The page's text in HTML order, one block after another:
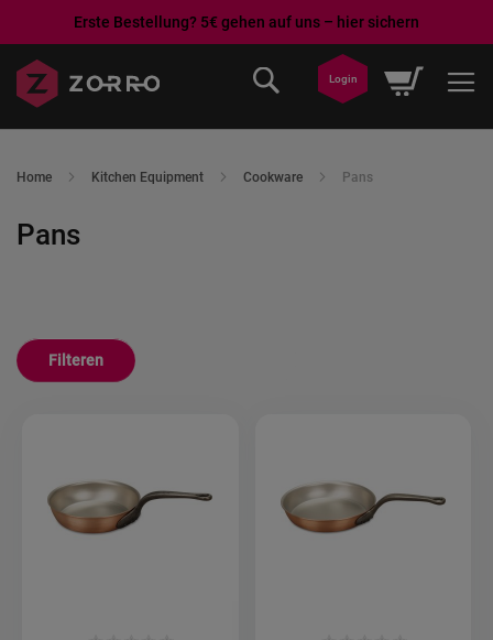
Erste Bestellung? 5€ gehen auf uns – hier sichern
naar
inhoud
Login
Home Kitchen Equipment Cookware Pans
Pans
Filteren